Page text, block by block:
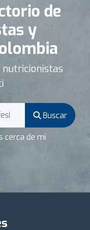
de
y
Buscar
cerca de mí